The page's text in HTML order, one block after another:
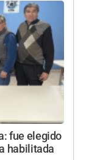
fue elegido
habilitada